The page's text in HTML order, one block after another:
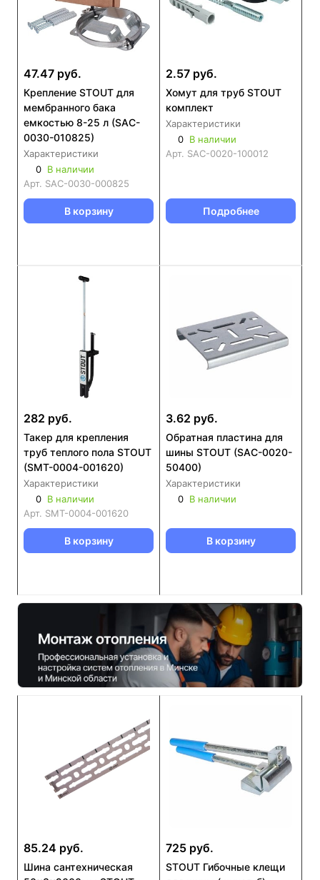
47.47 руб.
Крепление STOUT для
мембранного бака
емкостью 8-25 л (SAC-
0030-010825)
Характеристики
0 В наличии
Арт. SAC-0030-000825
В корзину
2.57 руб.
Хомут для труб STOUT
комплект
Характеристики
0 В наличии
Арт. SAC-0020-100012
Подробнее
282 руб.
Такер для крепления
труб теплого пола STOUT
(SMT-0004-001620)
Характеристики
0 В наличии
Арт. SMT-0004-001620
В корзину
3.62 руб.
Обратная пластина для
шины STOUT (SAC-0020-
50400)
Характеристики
0 В наличии
В корзину
85.24 руб.
Шина сантехническая
725 руб.
STOUT Гибочные клещи